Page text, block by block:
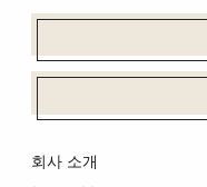
회사 소개